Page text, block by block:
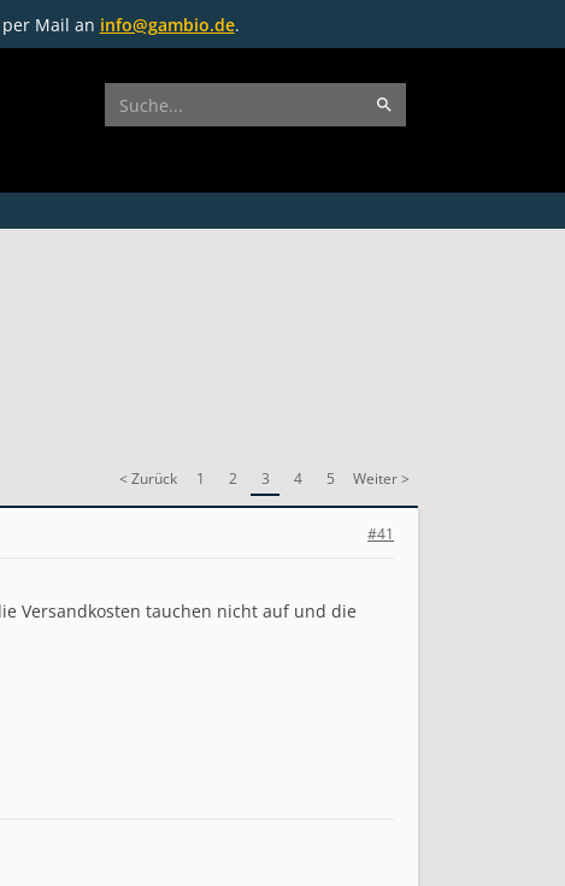
Mail an info@gambio.de.
< Zurück 1 2 3 4 5 Weiter >
#41
Versandkosten tauchen nicht auf und die